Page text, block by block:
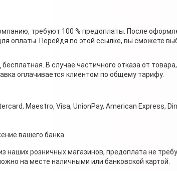
требуют 100 % предоплаты. После
оплаты. Перейдя по этой ссылке, вы сможете
В случае частичного отказа от
оплачивается клиентом по общему тарифу.
Maestro, Visa, UnionPay, American Express,
вашего банка.
наших розничных магазинов, предоплата не
на месте наличными или банковской картой.